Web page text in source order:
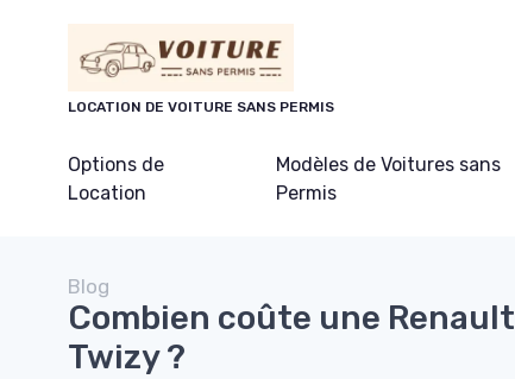
LOCATION DE VOITURE SANS PERMIS
Options de
Location
Modèles de Voitures sans
Permis
Blog
Combien coûte une Renault
Twizy ?